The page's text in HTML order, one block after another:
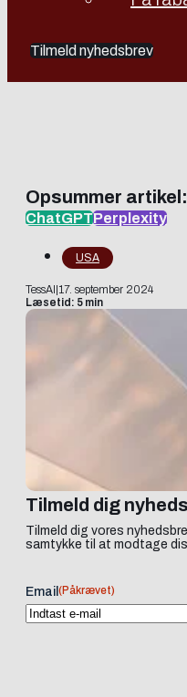
Tilmeld nyhedsbrev
Opsummer artikel:
ChatGPTPerplexity
USA
TessAI 17. september 2024
Læsetid: 5 min
Tilmeld dig
Tilmeld dig vores
samtykke til at modtage
Email (Påkrævet)